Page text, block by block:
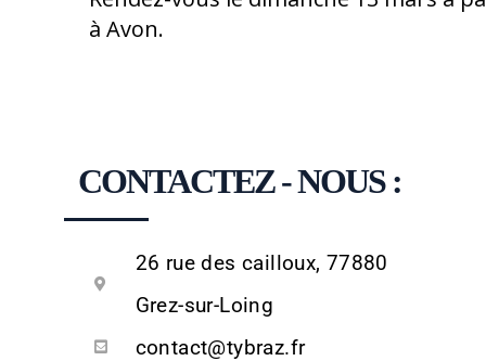
à Avon.
CONTACTEZ - NOUS :
26 rue des cailloux, 77880
Grez-sur-Loing
contact@tybraz.fr